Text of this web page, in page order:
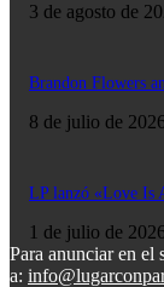
3 de agosto de
Brandon Flowers
8 de julio de
LP lanzó «Love Is
1 de julio de
Para anunciar en el
a: